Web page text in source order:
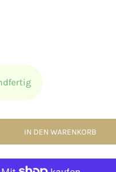
IN DEN WARENKORB